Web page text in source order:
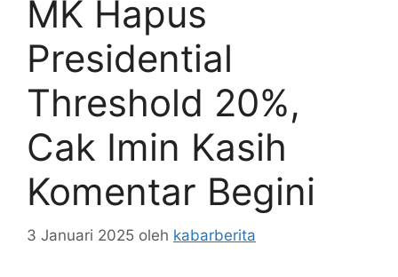
MK Hapus
Presidential
Threshold 20%,
Cak Imin Kasih
Komentar Begini
3 Januari 2025 oleh kabarberita